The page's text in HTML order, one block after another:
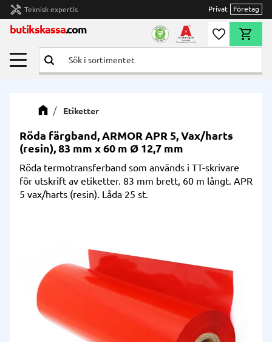
Meny
handyman Teknisk expertis Privat Företag
butikskassa.com Önskelista
Etiketter
Röda färgband, ARMOR APR 5, Vax/harts
(resin), 83 mm x 60 m Ø 12,7 mm
Röda termotransferband som används i TT-skrivare
för utskrift av etiketter. 83 mm brett, 60 m långt. APR
5 vax/harts (resin). Låda 25 st.